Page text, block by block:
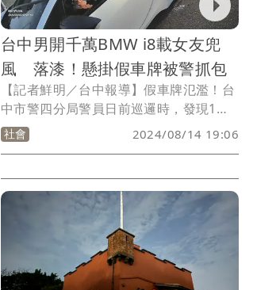
台中男開千萬BMW i8載女友兜
風 落漆！懸掛假車牌被警抓包
【記者鮮明／台中報導】假車牌氾濫！台
中市警四分局警員日前巡邏時，發現1輛
要價千萬元的BMW i8電動車正在停等紅
燈，由於實在太搶眼，警員查詢車牌，意
立即要求蔡姓駕駛停車受檢。警方發現該
車牌疑為偽造，蔡男先是裝傻，後來才坦
承因車牌被註銷，遂透過友人取得該組網
購的假車牌。警方依規定舉發、扣車，並
依偽造特種文書罪將全案移送地檢署偵
辦。
社會 2024/08/14 19:06